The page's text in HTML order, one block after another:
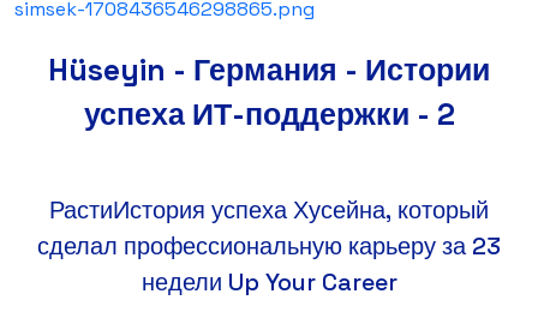
Hüseyin - Германия - Истории
успеха ИТ-поддержки - 2
РастиИстория успеха Хусейна, который
сделал профессиональную карьеру за 23
недели Up Your Career